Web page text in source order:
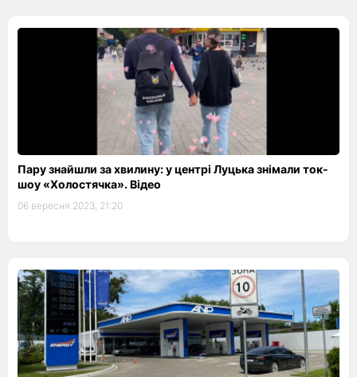
Пару знайшли за хвилину: у центрі Луцька знімали ток-
шоу «Холостячка». Відео
06 вересня 2023, 21:20